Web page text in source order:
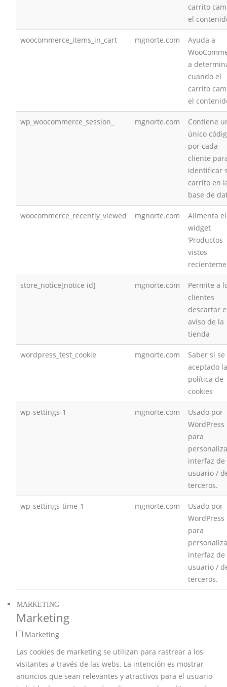
carrito
el
woocommerce_items_in_cart mgnorte.com
Ayuda a
a
cuando el
carrito
el
wp_woocommerce_session_ mgnorte.com
Contiene
único
por cada
cliente
identificar
carrito en
base de
woocommerce_recently_viewed mgnorte.com
Alimenta el
widget
‘Productos
vistos
store_notice[notice id] mgnorte.com
Permite a
clientes
descartar
aviso de la
tienda
wordpress_test_cookie mgnorte.com
Saber si
aceptado la
política de
cookies
wp-settings-1 mgnorte.com
Usado por
WordPress
para
interfaz de
usuario /
terceros.
wp-settings-time-1 mgnorte.com
Usado por
WordPress
para
interfaz de
usuario /
terceros.
MARKETING
Marketing
Marketing
Las cookies de marketing se utilizan para rastrear a los
visitantes a través de las webs. La intención es mostrar
anuncios que sean relevantes y atractivos para el usuario